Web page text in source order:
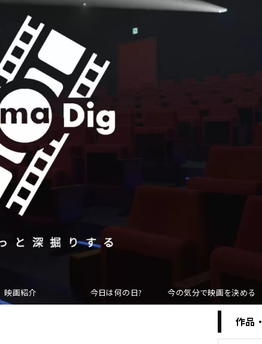
映画紹介 今日は何の日? 今の気分で映画を決める
作品